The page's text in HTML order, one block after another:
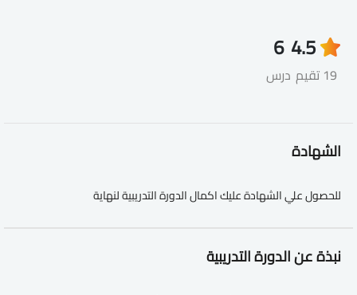
4.5
19 تقيم
6
درس
الشهادة
للحصول علي الشهادة عليك اكمال الدورة التدريبية لنهاية
نبذة عن الدورة التدريبية